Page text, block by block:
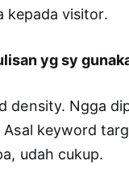
kepada visitor.
yg sy
density. Ngga
Asal keyword
udah cukup.